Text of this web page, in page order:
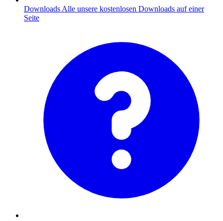
Downloads Alle unsere kostenlosen Downloads auf einer
Seite